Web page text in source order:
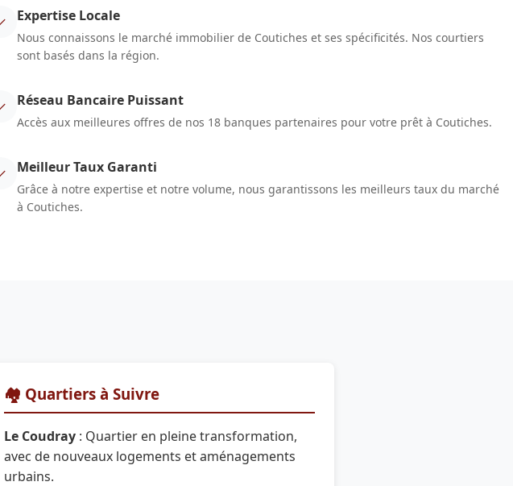
Expertise Locale
Nous connaissons le marché immobilier de Coutiches et ses spécificités. Nos courtiers
sont basés dans la région.
Réseau Bancaire Puissant
Accès aux meilleures offres de nos 18 banques partenaires pour votre prêt à Coutiches.
Meilleur Taux Garanti
Grâce à notre expertise et notre volume, nous garantissons les meilleurs taux du marché
à Coutiches.
🏘️ Quartiers à Suivre
Le Coudray : Quartier en pleine transformation,
avec de nouveaux logements et aménagements
urbains.